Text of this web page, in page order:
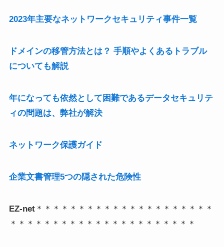
2023年主要なネットワークセキュリティ事件一覧
ドメインの移管方法とは？ 手順やよくあるトラブル
についても解説
年になっても依然として困難であるデータセキュリテ
ィの問題は、弊社が解決
ネットワーク保護ガイド
企業文書管理5つの隠された危険性
EZ-net＊＊＊＊＊＊＊＊＊＊＊＊＊＊＊＊＊＊＊＊＊
＊＊＊＊＊＊＊＊＊＊＊＊＊＊＊＊＊＊＊＊＊＊